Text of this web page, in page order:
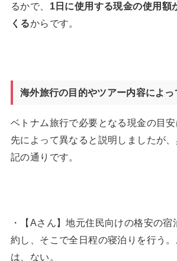
るかで、 1日に使用する現金の使用額
くるからです。
海外旅行の目的やツアー内容によ
ベトナム旅行で必要となる現金の目
先によって異なると説明しましたが
記の通りです。
・【Aさん】地元住民向けの格安の
約し、そこで全日程の寝泊りを行う
は、ない。